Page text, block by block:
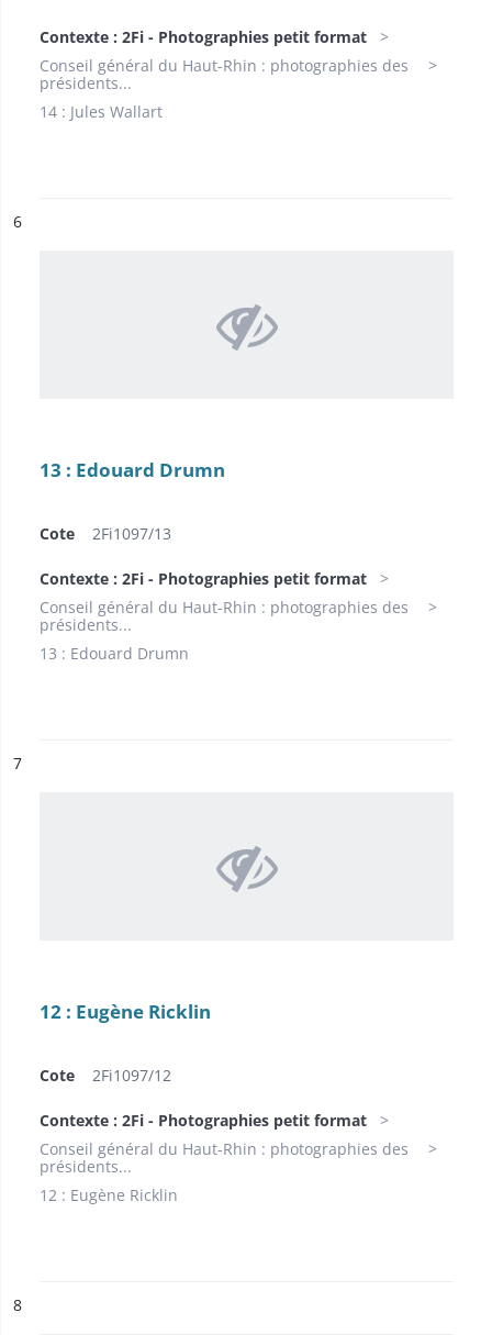
Contexte : 2Fi - Photographies petit format
Conseil général du Haut-Rhin : photographies des
présidents...
14 : Jules Wallart
n°
6
13 : Edouard Drumn
Cote 2Fi1097/13
Contexte : 2Fi - Photographies petit format
Conseil général du Haut-Rhin : photographies des
présidents...
13 : Edouard Drumn
n°
7
12 : Eugène Ricklin
Cote 2Fi1097/12
Contexte : 2Fi - Photographies petit format
Conseil général du Haut-Rhin : photographies des
présidents...
12 : Eugène Ricklin
n°
8